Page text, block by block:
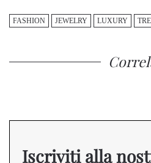
FASHION JEWELRY LUXURY
Iscriviti alla